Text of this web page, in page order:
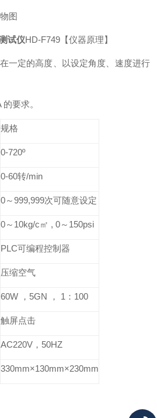
图
试仪HD-F749【仪器原理】
一定的高度、以设定角度、速度进行
要求。
规格
0-720º
0-60转/min
0～999,999次可随意设定
0～10kg/c㎡ , 0～150psi
PLC可编程控制器
压缩空气
60W ，5GN ， 1：100
触屏点击
AC220V，50HZ
330mm×130mm×230mm